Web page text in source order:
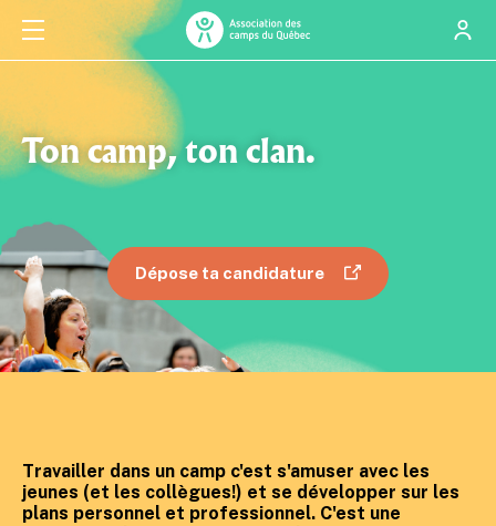
Ton camp, ton clan.
Dépose ta candidature
Travailler dans un camp c'est s'amuser avec les
jeunes (et les collègues!) et se développer sur les
plans personnel et professionnel. C'est une